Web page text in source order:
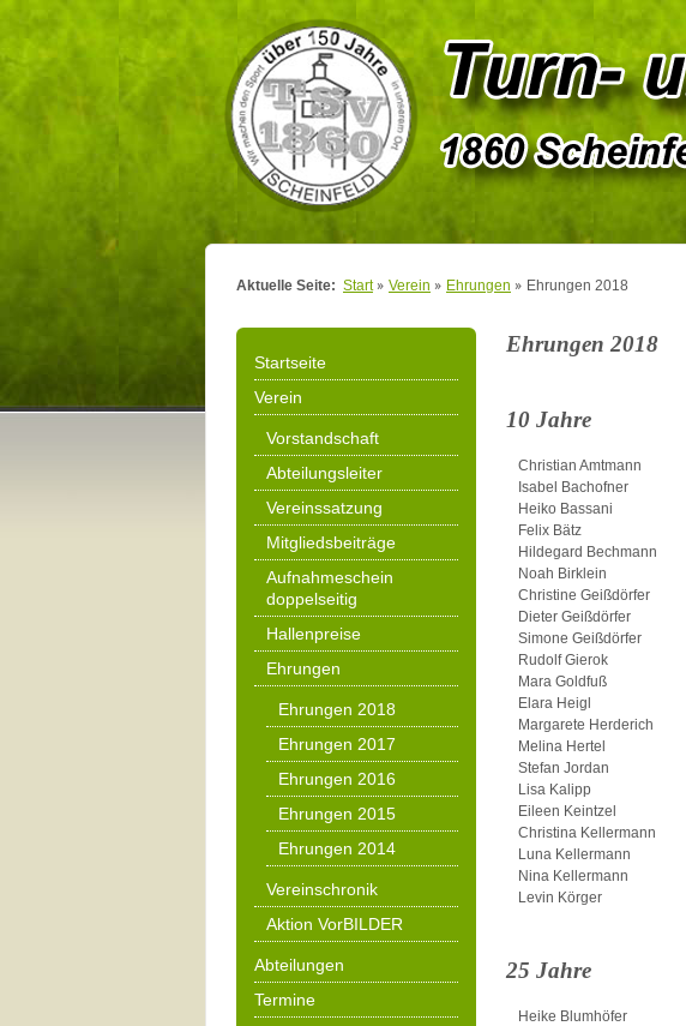
Aktuelle Seite: Start Verein Ehrungen Ehrungen 2018
Startseite
Verein
Vorstandschaft
Abteilungsleiter
Vereinssatzung
Mitgliedsbeiträge
Aufnahmeschein
doppelseitig
Hallenpreise
Ehrungen
Ehrungen 2018
Ehrungen 2017
Ehrungen 2016
Ehrungen 2015
Ehrungen 2014
Vereinschronik
Aktion VorBILDER
Abteilungen
Termine
Ehrungen 2018
10 Jahre
Christian Amtmann
Isabel Bachofner
Heiko Bassani
Felix Bätz
Hildegard Bechmann
Noah Birklein
Christine Geißdörfer
Dieter Geißdörfer
Simone Geißdörfer
Rudolf Gierok
Mara Goldfuß
Elara Heigl
Margarete Herderich
Melina Hertel
Stefan Jordan
Lisa Kalipp
Eileen Keintzel
Christina Kellermann
Luna Kellermann
Nina Kellermann
Levin Körger
25 Jahre
Heike Blumhöfer